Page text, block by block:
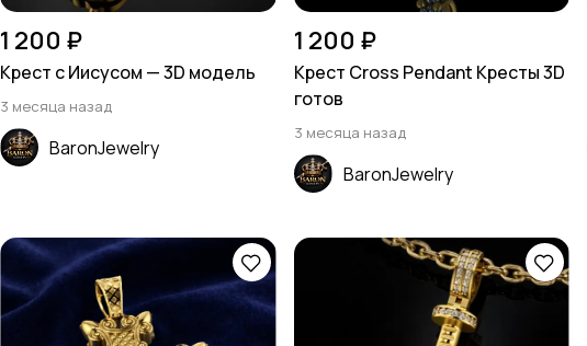
1 200 ₽
Крест с Иисусом — 3D модель
3 месяца назад
BaronJewelry
1 200 ₽
Крест Cross Pendant Кресты 3D
готов
3 месяца назад
BaronJewelry